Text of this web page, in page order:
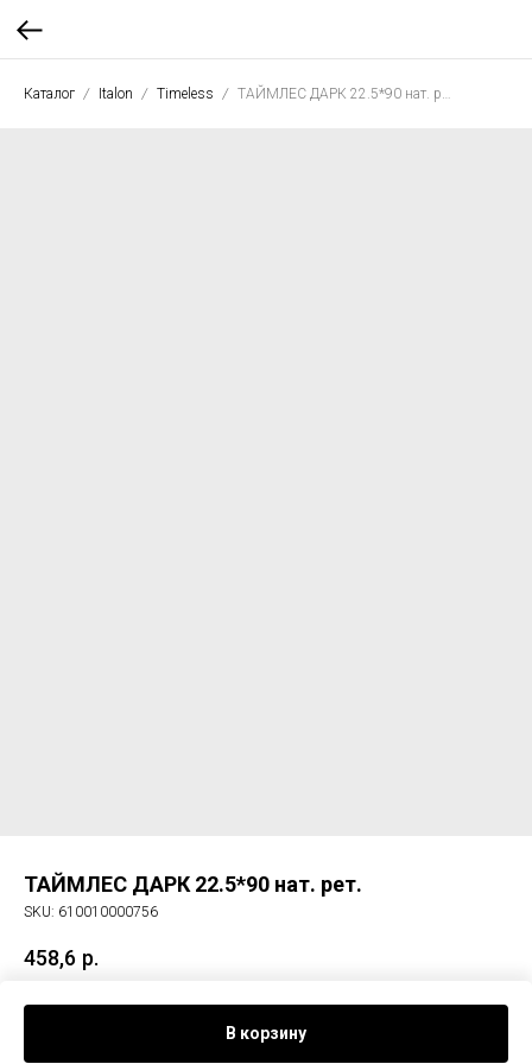
Каталог Italon Timeless ТАЙМЛЕС ДАРК 22.5*90 нат. рет.
ТАЙМЛЕС ДАРК 22.5*90 нат. рет.
SKU: 610010000756
458,6 р.
В корзину
Керам. гранит ТАЙМЛЕС ДАРК 22.5*90 нат. рет.